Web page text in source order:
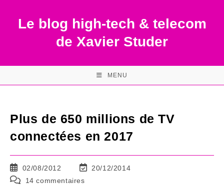
contentLe blog high-tech & telecom
de Xavier Studer
MENU
Plus de 650 millions de TV
connectées en 2017
Publication
publiée :
02/08/2012
Dernière
20/12/2014
Commentaires
14 commentaires